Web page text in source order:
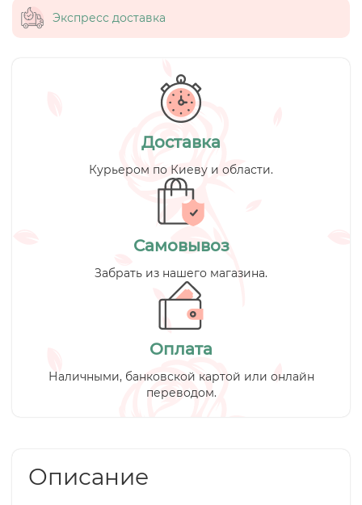
Экспресс доставка
Доставка
Курьером по Киеву и области.
Самовывоз
Забрать из нашего магазина.
Оплата
Наличными, банковской картой или онлайн
переводом.
Описание